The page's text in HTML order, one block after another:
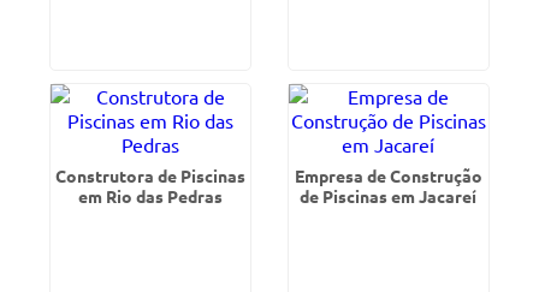
Construtora de Piscinas
em Rio das Pedras
Empresa de Construção
de Piscinas em Jacareí